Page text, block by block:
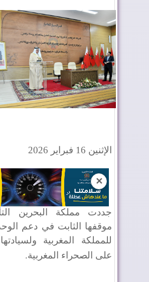
الإثنين 16 فبراير 2026
✕
جددت مملكة البحرين
موقفها الثابت في دعم
للمملكة المغربية
على الصحراء المغربية.